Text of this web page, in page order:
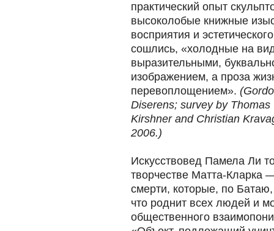
практический опыт
высоколобые книжные
восприятия и
сошлись, «холодные на
выразительными,
изображением, а проза
перевоплощением».
Diserens; survey by
Kirshner and Christian
2006.)
Искусствовед Памела Ли
творчестве Матта-Кларка
смерти, которые, по
что роднит всех людей и
общественного